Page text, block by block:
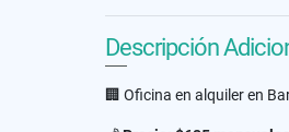
Descripción
🏢 Oficina en alquiler en